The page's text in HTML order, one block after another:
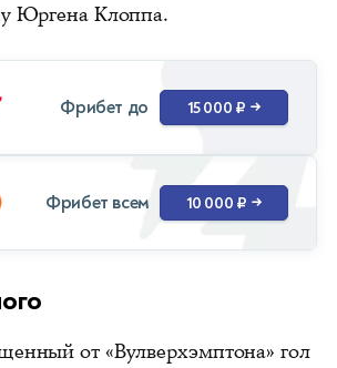
Юргена Клоппа.
Фрибет до 15 000 ₽ →
Фрибет всем 10 000 ₽ →
от «Вулверхэмптона» гол